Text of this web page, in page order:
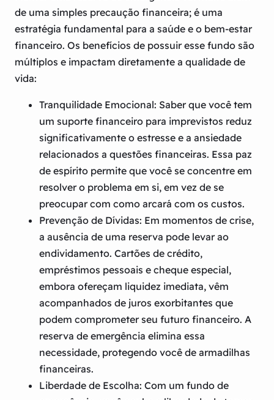
de uma simples precaução financeira; é uma
estratégia fundamental para a saúde e o bem-estar
financeiro. Os benefícios de possuir esse fundo são
múltiplos e impactam diretamente a qualidade de
vida:
Tranquilidade Emocional: Saber que você tem
um suporte financeiro para imprevistos reduz
significativamente o estresse e a ansiedade
relacionados a questões financeiras. Essa paz
de espírito permite que você se concentre em
resolver o problema em si, em vez de se
preocupar com como arcará com os custos.
Prevenção de Dívidas: Em momentos de crise,
a ausência de uma reserva pode levar ao
endividamento. Cartões de crédito,
empréstimos pessoais e cheque especial,
embora ofereçam liquidez imediata, vêm
acompanhados de juros exorbitantes que
podem comprometer seu futuro financeiro. A
reserva de emergência elimina essa
necessidade, protegendo você de armadilhas
financeiras.
Liberdade de Escolha: Com um fundo de